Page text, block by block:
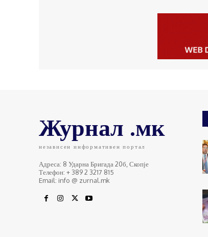
Журнал .мк
независен информативен портал
Адреса: 8 Ударна Бригада 20б, Скопје
Телефон: + 389 2 3217 815
Email: info @ zurnal.mk